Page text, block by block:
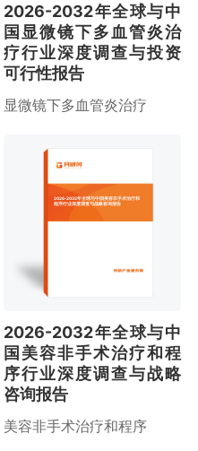
2026-2032年全球与中
国显微镜下多血管炎治
疗行业深度调查与投资
可行性报告
显微镜下多血管炎治疗
2026-2032年全球与中国美容非手术治疗和
程序行业深度调查与战略咨询报告
2026-2032年全球与中
国美容非手术治疗和程
序行业深度调查与战略
咨询报告
美容非手术治疗和程序